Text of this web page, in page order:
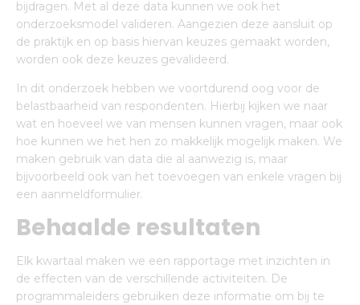
bijdragen. Met al deze data kunnen we ook het
onderzoeksmodel valideren. Aangezien deze aansluit op
de praktijk en op basis hiervan keuzes gemaakt worden,
worden ook deze keuzes gevalideerd.
In dit onderzoek hebben we voortdurend oog voor de
belastbaarheid van respondenten. Hierbij kijken we naar
wat en hoeveel we van mensen kunnen vragen, maar ook
hoe kunnen we het hen zo makkelijk mogelijk maken. We
maken gebruik van data die al aanwezig is, maar
bijvoorbeeld ook van het toevoegen van enkele vragen bij
een aanmeldformulier.
Behaalde resultaten
Elk kwartaal maken we een rapportage met inzichten in
de effecten van de verschillende activiteiten. De
programmaleiders gebruiken deze informatie om bij te